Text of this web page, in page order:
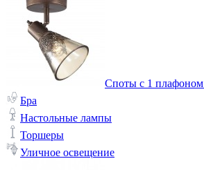
Споты с 1 плафоном
Бра
Настольные лампы
Торшеры
Уличное освещение